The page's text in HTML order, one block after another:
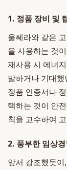
1. 정품 장비 및
울쎄라와 같은
을 사용하는 것
재사용 시 에너
발하거나 기대
정품 인증서나
택하는 것이 안
칙을 고수하여
2. 풍부한 임상
앞서 강조했듯